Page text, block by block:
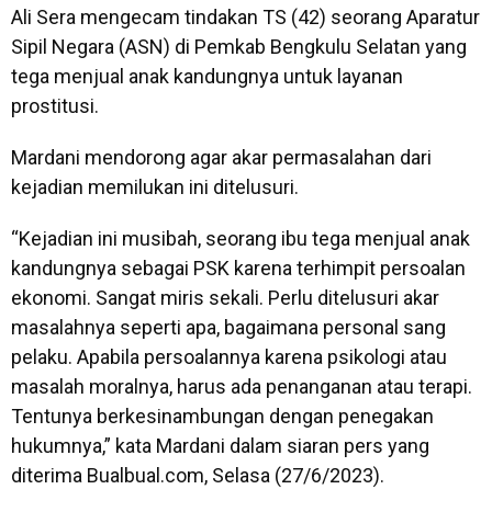
Ali Sera mengecam tindakan TS (42) seorang Aparatur
Sipil Negara (ASN) di Pemkab Bengkulu Selatan yang
tega menjual anak kandungnya untuk layanan
prostitusi.
Mardani mendorong agar akar permasalahan dari
kejadian memilukan ini ditelusuri.
“Kejadian ini musibah, seorang ibu tega menjual anak
kandungnya sebagai PSK karena terhimpit persoalan
ekonomi. Sangat miris sekali. Perlu ditelusuri akar
masalahnya seperti apa, bagaimana personal sang
pelaku. Apabila persoalannya karena psikologi atau
masalah moralnya, harus ada penanganan atau terapi.
Tentunya berkesinambungan dengan penegakan
hukumnya,” kata Mardani dalam siaran pers yang
diterima Bualbual.com, Selasa (27/6/2023).